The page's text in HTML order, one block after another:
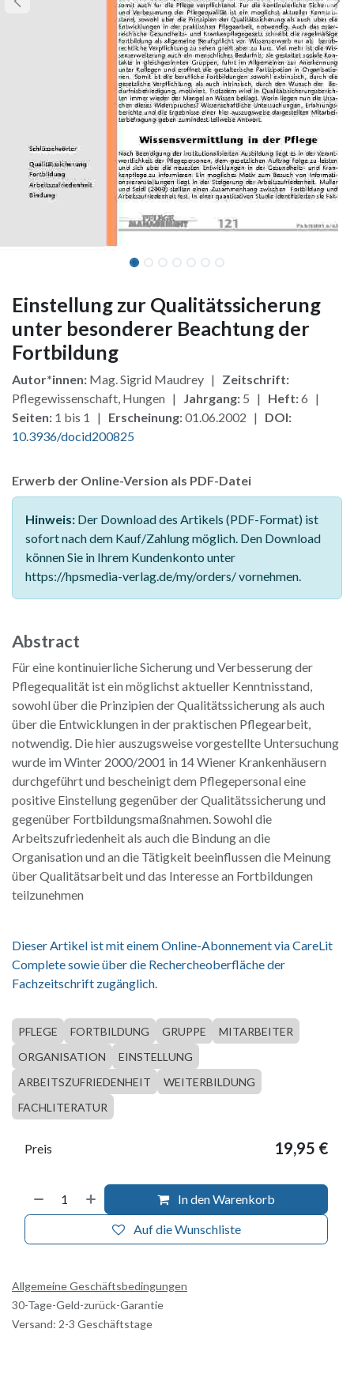
Einstellung zur Qualitätssicherung
unter besonderer Beachtung der
Fortbildung
Autor*innen: Mag. Sigrid Maudrey | Zeitschrift:
Pflegewissenschaft, Hungen | Jahrgang: 5 | Heft:6 |
Seiten: 1 bis 1 | Erscheinung:01.06.2002 | DOI:
10.3936/docid200825
Erwerb der Online-Version als PDF-Datei
Hinweis: Der Download des Artikels (PDF-Format) ist
sofort nach dem Kauf/Zahlung möglich. Den Download
können Sie in Ihrem Kundenkonto unter
https://hpsmedia-verlag.de/my/orders/ vornehmen.
Abstract
Für eine kontinuierliche Sicherung und Verbesserung der
Pflegequalität ist ein möglichst aktueller Kenntnisstand,
sowohl über die Prinzipien der Qualitätssicherung als auch
über die Entwicklungen in der praktischen Pflegearbeit,
notwendig. Die hier auszugsweise vorgestellte Untersuchung
wurde im Winter 2000/2001 in 14 Wiener Krankenhäusern
durchgeführt und bescheinigt dem Pflegepersonal eine
positive Einstellung gegenüber der Qualitätssicherung und
gegenüber Fortbildungsmaßnahmen. Sowohl die
Arbeitszufriedenheit als auch die Bindung an die
Organisation und an die Tätigkeit beeinflussen die Meinung
über Qualitätsarbeit und das Interesse an Fortbildungen
teilzunehmen
Dieser Artikel ist mit einem Online-Abonnement via CareLit
Complete sowie über die Rechercheoberfläche der
Fachzeitschrift zugänglich.
PFLEGE FORTBILDUNG GRUPPE
MITARBEITER
ORGANISATION
EINSTELLUNG
ARBEITSZUFRIEDENHEIT
WEITERBILDUNG
FACHLITERATUR
In den Warenkorb
Auf die Wunschliste
Preis 19,95 €
Allgemeine Geschäftsbedingungen
30-Tage-Geld-zurück-Garantie
Versand: 2-3 Geschäftstage